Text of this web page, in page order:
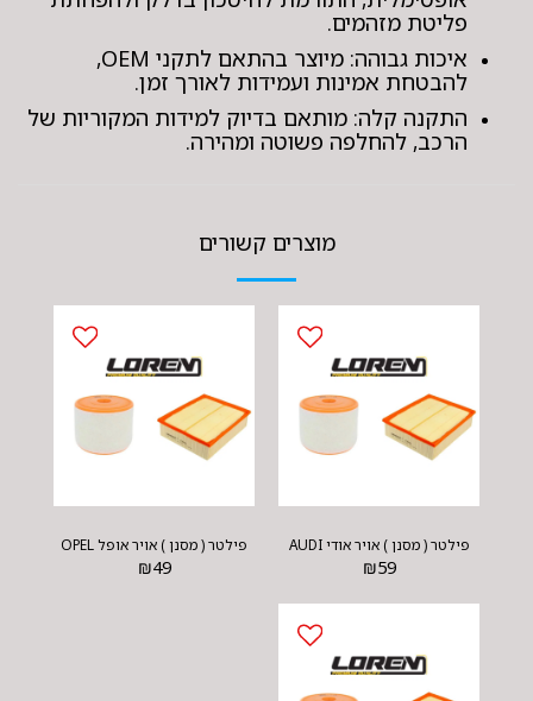
פליטת מזהמים.
איכות גבוהה: מיוצר בהתאם לתקני OEM,
להבטחת אמינות ועמידות לאורך זמן.
התקנה קלה: מותאם בדיוק למידות המקוריות של
הרכב, להחלפה פשוטה ומהירה.
מוצרים קשורים
פילטר ( מסנן ) אויר אודי AUDI
₪59
פילטר ( מסנן ) אויר אופל OPEL
₪49